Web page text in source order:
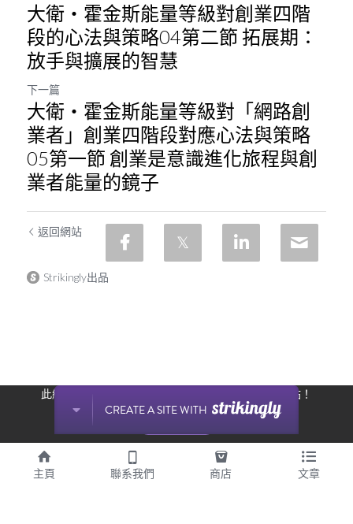
大衛・霍金斯能量等級對創業四階
段的心法與策略04第二節 拓展期：
放手與擴展的智慧
下一篇
大衛・霍金斯能量等級對「網路創
業者」創業四階段對應心法與策略
05第一節 創業是意識進化旅程與創
業者能量的鏡子
返回網站
Strikingly出品
CREATE A SITE WITH
此網站通過 Strikingly 創建。 立即免費擁有一個網站！
主頁 聯系我們 商店 文章